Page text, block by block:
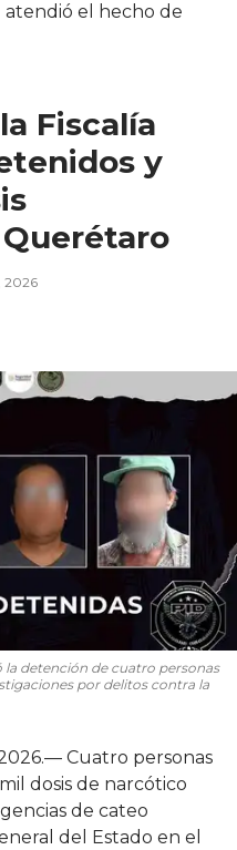
atendió el hecho de
Fiscalía
y
2026
la detención de cuatro personas
por delitos contra la
Cuatro personas
dosis de narcótico
de cateo
del Estado en el